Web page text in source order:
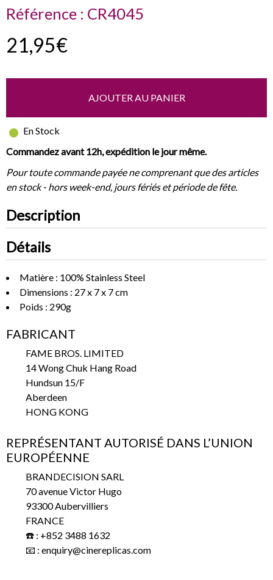
Référence : CR4045
21,95€
AJOUTER AU PANIER
En Stock
Commandez avant 12h, expédition le jour même.
Pour toute commande payée ne comprenant que des articles
en stock - hors week-end, jours fériés et période de fête.
Description
Détails
Matière : 100% Stainless Steel
Dimensions : 27 x 7 x 7 cm
Poids : 290g
FABRICANT
FAME BROS. LIMITED
14 Wong Chuk Hang Road
Hundsun 15/F
Aberdeen
HONG KONG
REPRÉSENTANT AUTORISÉ DANS L’UNION
EUROPÉENNE
BRANDECISION SARL
70 avenue Victor Hugo
93300 Aubervilliers
FRANCE
☎️ : +852 3488 1632
📧 : enquiry@cinereplicas.com